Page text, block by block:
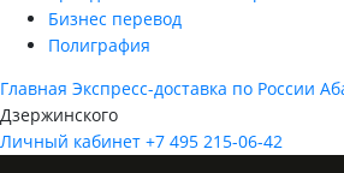
Бизнес перевод
Полиграфия
Главная Экспресс-доставка по России
Дзержинского
Личный кабинет +7 495 215-06-42